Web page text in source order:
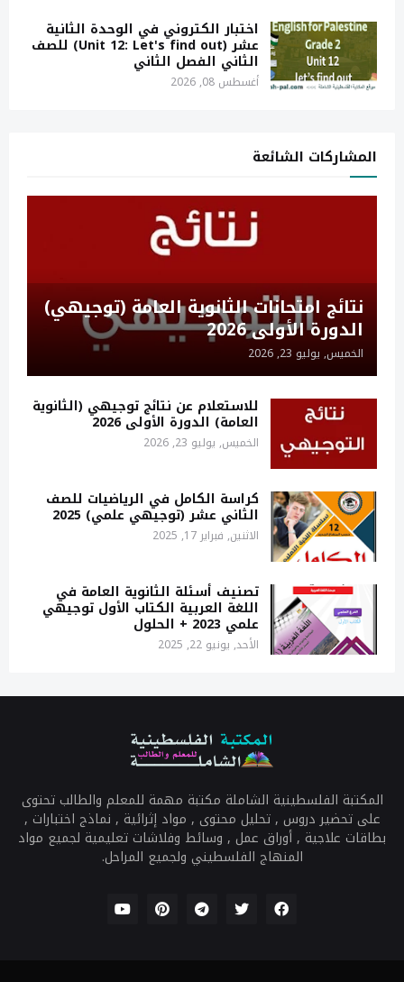
اختبار الكتروني في الوحدة الثانية
عشر (Unit 12: Let's find out) للصف
الثاني الفصل الثاني
أغسطس 08, 2026
المشاركات الشائعة
نتائج امتحانات الثانوية العامة (توجيهي)
الدورة الأولى 2026
الخميس, يوليو 23, 2026
للاستعلام عن نتائج توجيهي (الثانوية
العامة) الدورة الأولى 2026
الخميس, يوليو 23, 2026
كراسة الكامل في الرياضيات للصف
الثاني عشر (توجيهي علمي) 2025
الاثنين, فبراير 17, 2025
تصنيف أسئلة الثانوية العامة في
اللغة العربية الكتاب الأول توجيهي
علمي 2023 + الحلول
الأحد, يونيو 22, 2025
المكتبة الفلسطينية الشاملة مكتبة مهمة للمعلم والطالب تحتوى
على تحضير دروس , تحليل محتوى , مواد إثرائية , نماذج اختبارات ,
بطاقات علاجية , أوراق عمل , وسائط وفلاشات تعليمية لجميع مواد
المنهاج الفلسطيني ولجميع المراحل.